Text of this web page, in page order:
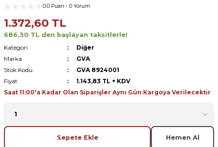
0.0 Puan - 0 Yorum
1.372,60 TL
686,30 TL den başlayan taksitlerle!
Kategori
Diğer
Marka
GVA
Stok Kodu
GVA 8924001
Fiyat
1.143,83 TL + KDV
Saat 11:00'a Kadar Olan Siparişler Aynı Gün Kargoya Verilecektir
Sepete Ekle Hemen Al